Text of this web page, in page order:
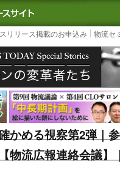
国内最大の物流ニュース
3PL,
リリース掲載のお申込み 物流セ
かめる視察第2弾｜
物流広報連絡会議】